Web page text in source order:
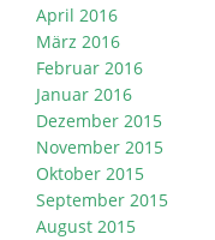
April 2016
März 2016
Februar 2016
Januar 2016
Dezember 2015
November 2015
Oktober 2015
September 2015
August 2015